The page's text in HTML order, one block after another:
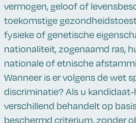
vermogen, geloof of
toekomstige
fysieke of genetische
nationaliteit, zogenaamd ras,
nationale of etnische
Wanneer is er volgens de wet
discriminatie? Als u
verschillend behandelt op
beschermd criterium, zonder